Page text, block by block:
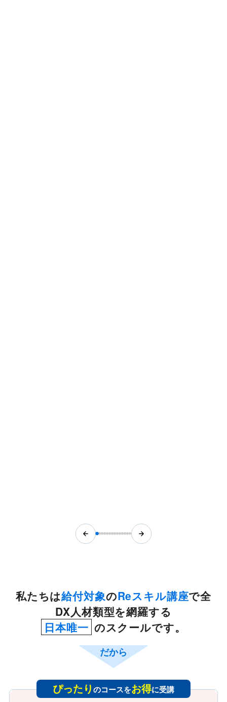
私たちは給付対象のReスキル講座で全
DX人材類型を網羅する
日本唯一 のスクールです。
だから
ぴったりのコースをお得に受講